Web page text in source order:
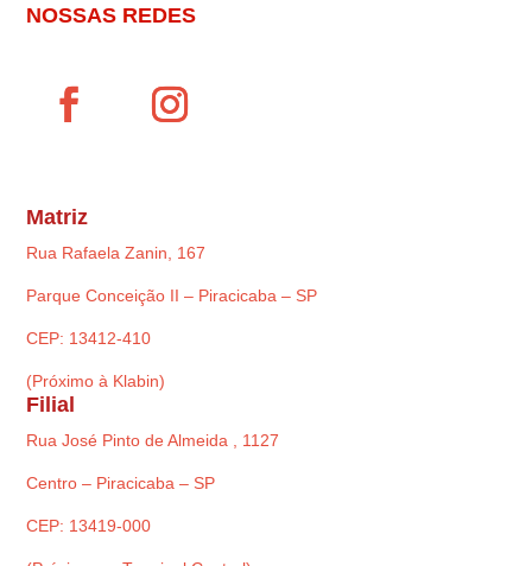
NOSSAS REDES
Matriz
Rua Rafaela Zanin, 167
Parque Conceição II – Piracicaba – SP
CEP: 13412-410
(Próximo à Klabin)
Filial
Rua José Pinto de Almeida , 1127
Centro – Piracicaba – SP
CEP: 13419-000